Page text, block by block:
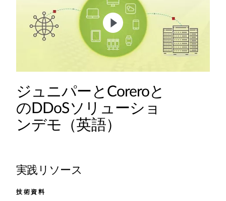
実践リソース
技術資料
ジュニパーとCoreroと
のDDoSソリューショ
ンデモ（英語）